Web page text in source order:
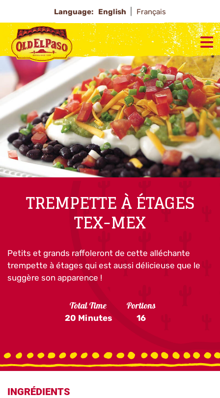
Language: English Français
TREMPETTE À ÉTAGES
TEX-MEX
Petits et grands raffoleront de cette alléchante
trempette à étages qui est aussi délicieuse que le
suggère son apparence !
Total Time
20 Minutes
Portions
16
INGRÉDIENTS